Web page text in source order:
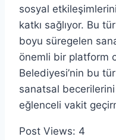
sosyal
katkı sağlıyor. Bu
boyu süregelen
önemli bir platform
Belediyesi’nin bu
sanatsal
eğlenceli vakit
Post Views: 4